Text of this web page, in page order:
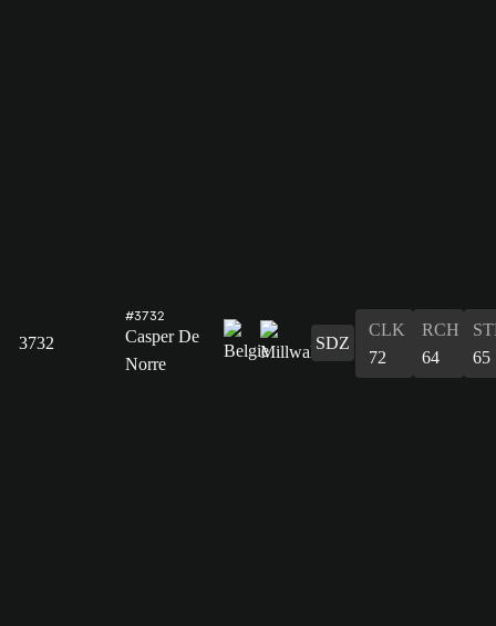
3732
#3732
Casper De
Norre
SDZ
CLK
72
RCH
64
65